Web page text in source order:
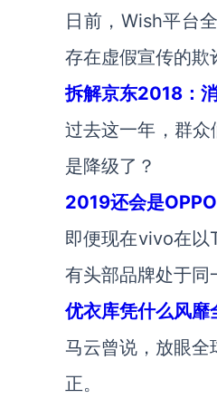
日前，Wish平台
存在虚假宣传的欺
拆解京东2018：
过去这一年，群众
是降级了？
2019还会是
即便现在vivo在以
有头部品牌处于同
优衣库凭什么风
马云曾说，放眼
正。